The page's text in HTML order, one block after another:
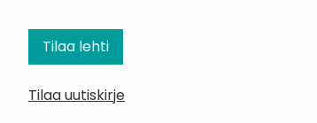
Tilaa lehti
Tilaa uutiskirje